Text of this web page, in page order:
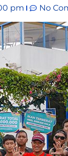
pm No